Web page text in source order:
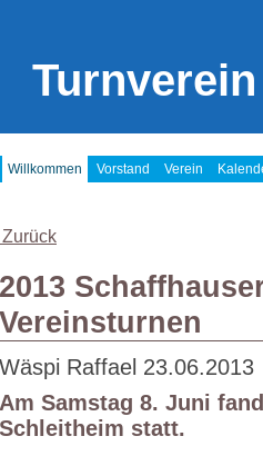
Willkommen Vorstand Verein
2013
Vereinsturnen
Wäspi Raffael 23.06.2013
Am Samstag 8. Juni
Schleitheim statt.